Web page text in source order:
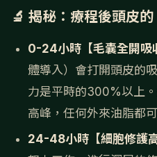
🔬 揭秘：療程後頭皮的
0-24小時【毛囊全開吸
體導入）會打開頭皮的
力是平時的300%以上
高峰，任何外來油脂都
24-48小時【細胞修護